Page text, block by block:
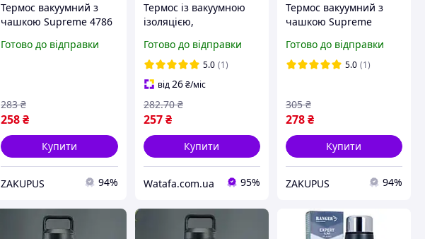
Термос вакуумний з
чашкою Supreme 4786
Готово до відправки
258₴
283 ₴
Купити
ZAKUPUS 94%
Термос із вакуумною
ізоляцією,
чашками 500 мл
Чорний
Готово до відправки
5.0 (1)
від26 ₴/міс
257 ₴
282.70 ₴
Купити
Watafa.com.ua 95%
Термос вакуумний з
чашкою Supreme
Готово до відправки
5.0 (1)
278₴
305 ₴
Купити
ZAKUPUS 94%